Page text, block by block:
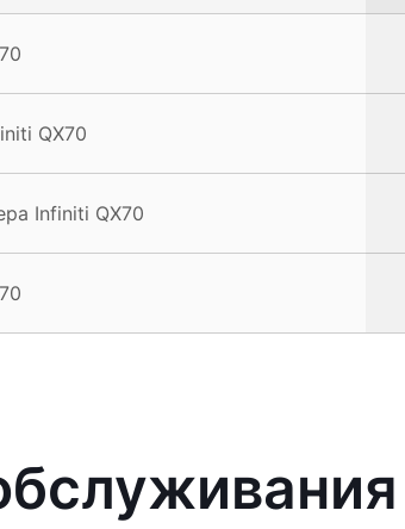
QX70
Infiniti QX70